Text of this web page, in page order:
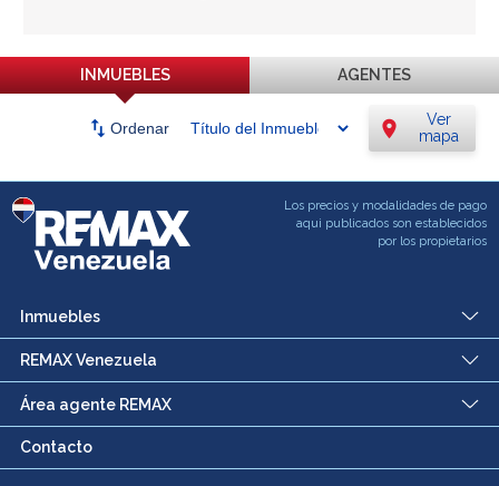
INMUEBLES AGENTES
swap_vert Ordenar location_on
Ver
mapa
Los precios y modalidades de pago
aqui publicados son establecidos
por los propietarios
Inmuebles
REMAX Venezuela
Área agente REMAX
Contacto